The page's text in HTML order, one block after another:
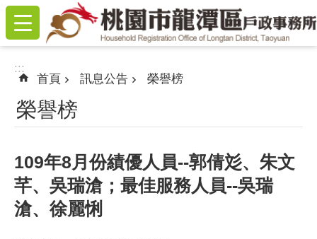
跳到主要內容區塊
:::
:::
首頁 訊息公告 榮譽榜
榮譽榜
109年8月份績優人員--郭倩彣、朱文
芊、吳瑞滄；最佳服務人員--吳瑞
滄、徐麗悧